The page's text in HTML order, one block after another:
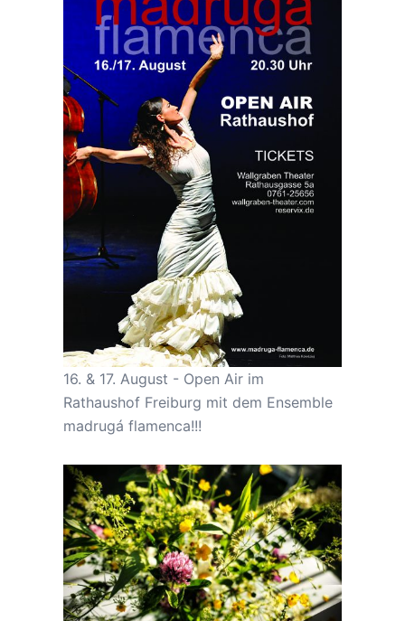
16. & 17. August - Open Air im
Rathaushof Freiburg mit dem Ensemble
madrugá flamenca!!!